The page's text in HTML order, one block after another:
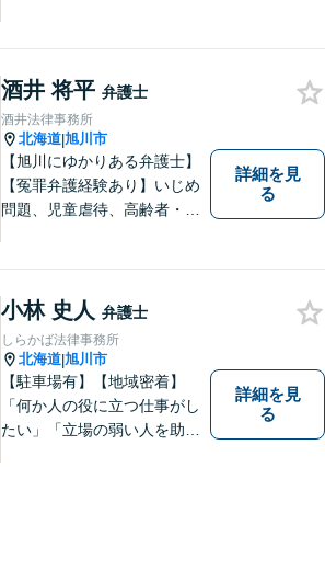
酒井 将平 弁護士
酒井法律事務所
北海道|旭川市
【旭川にゆかりある弁護士】
【冤罪弁護経験あり】いじめ
問題、児童虐待、高齢者・障
日祝もメール受付中です。お
困りごとがあれば、お気軽に
ご相談ください。【バリアフ
リー】
詳細を見
る
小林 史人 弁護士
しらかば法律事務所
北海道|旭川市
【駐車場有】【地域密着】
「何か人の役に立つ仕事がし
たい」「立場の弱い人を助け
詳細を見
る